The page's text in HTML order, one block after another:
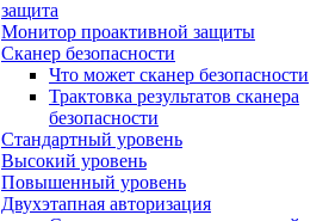
защита
Монитор проактивной защиты
Сканер безопасности
Что может сканер безопасности
Трактовка результатов сканера
безопасности
Стандартный уровень
Высокий уровень
Повышенный уровень
Двухэтапная авторизация